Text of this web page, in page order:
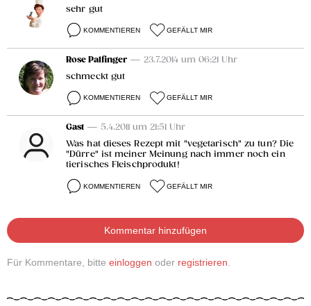
sehr gut
KOMMENTIEREN GEFÄLLT MIR
Rose Palfinger — 23.7.2014 um 06:21 Uhr
schmeckt gut
KOMMENTIEREN GEFÄLLT MIR
Gast — 5.4.2011 um 21:51 Uhr
Was hat dieses Rezept mit "vegetarisch" zu tun? Die
"Dürre" ist meiner Meinung nach immer noch ein
tierisches Fleischprodukt!
KOMMENTIEREN GEFÄLLT MIR
Kommentar hinzufügen
Für Kommentare, bitte einloggen oder registrieren